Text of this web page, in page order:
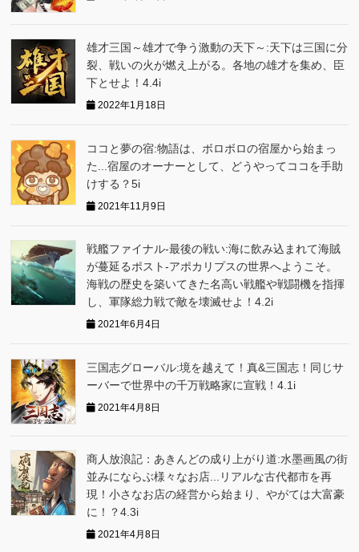
雄才三国～雄才で争う激動の天下～:天下は三国に分
裂、戦いの火が燃え上がる。各地の雄才を集め、臣
下とせよ！4.4i
2022年1月18日
ココと夢の宿:物語は、ボロボロの宿屋から始まっ
た...宿屋のオーナーとして、どうやってココを手助
けする？5i
2021年11月9日
戦艦ファイナル-最後の戦い:海に飲み込まれて海賊
が蔓延るポスト-アポカリプスの世界へようこそ。
海戦の歴史を築いてきた名高い戦艦や戦闘機を指揮
し、軍隊総力戦で敵を壊滅せよ！4.2i
2021年6月4日
三国志グローバ‪ル:境を越えて！真&三国志！同じサ
ーバーで世界中の千万戦略家に宣戦！4.1i
2021年4月8日
商人放浪記：あきんどの成り上がり道:水墨画風の街
並みにならぶ様々なお店...リアルな古代都市を再
現！小さなお店の経営から始まり、やがては大富豪
に！？4.3i
2021年4月8日